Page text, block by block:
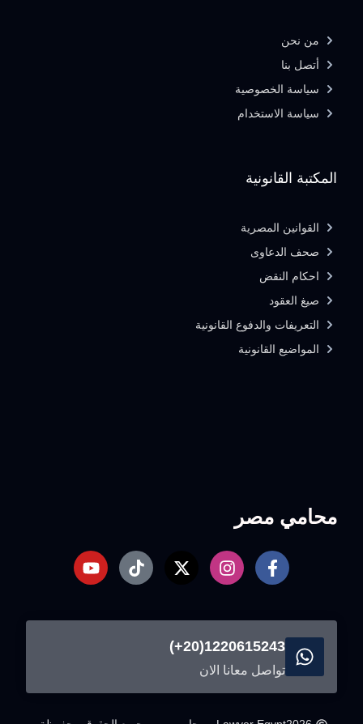
محامي مصر
1220615243(20+)
تواصل معانا الان
المكتبة القانونية
القوانين المصرية
صحف الدعاوى
احكام النقض
صيغ العقود
التعريفات والدفوع القانونية
المواضيع القانونية
من نحن
أتصل بنا
سياسة الخصوصية
سياسة الاستخدام